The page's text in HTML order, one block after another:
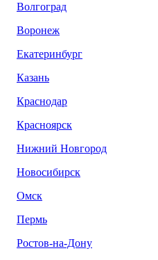
Волгоград
Воронеж
Екатеринбург
Казань
Краснодар
Красноярск
Нижний Новгород
Новосибирск
Омск
Пермь
Ростов-на-Дону